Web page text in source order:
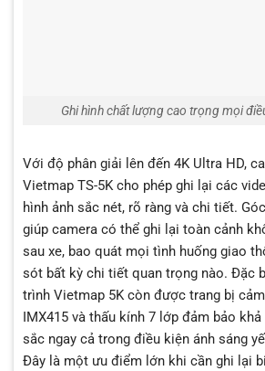
Ghi hình chất lượng cao trọng mọi
Với độ phân giải lên đến 4K Ultra HD,
Vietmap TS-5K cho phép ghi lại các
hình ảnh sắc nét, rõ ràng và chi tiết.
giúp camera có thể ghi lại toàn cảnh
sau xe, bao quát mọi tình huống giao
sót bất kỳ chi tiết quan trọng nào. Đặc
trình Vietmap 5K còn được trang bị
IMX415 và thấu kính 7 lớp đảm bảo
sắc ngay cả trong điều kiện ánh sáng
Đây là một ưu điểm lớn khi cần ghi lại